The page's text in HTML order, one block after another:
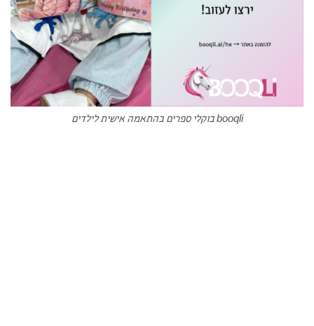
booqli בוקלי ספרים בהתאמה אישית לילדים